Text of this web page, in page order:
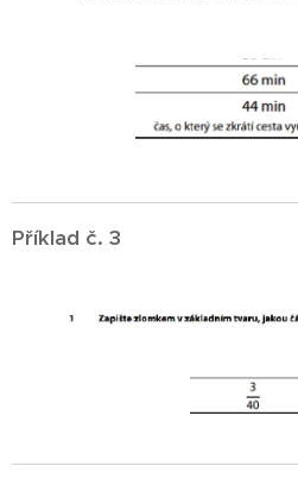
Příklad č. 3